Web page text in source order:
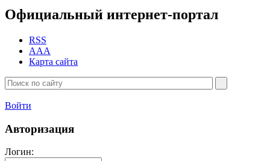
Официальный интернет-портал
RSS
AAA
Карта сайта
Войти
Авторизация
Логин: